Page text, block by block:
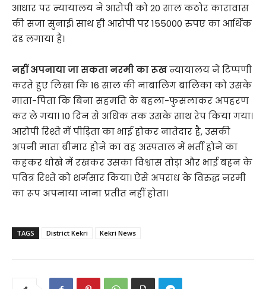
आधार पर न्यायालय ने आरोपी को 20 साल कठोर कारावास
की सजा सुनाई। साथ ही आरोपी पर 155000 रुपए का आर्थिक
दंड लगाया है।
नहीं अपनाया जा सकता नरमी का रूखन्यायालय ने टिप्पणी
करते हुए लिखा कि 16 साल की नाबालिग बालिका को उसके
माता-पिता कि बिना सहमति के बहला-फुसलाकर अपहरण
कर ले गया। 10 दिन से अधिक तक उसके साथ रेप किया गया।
आरोपी रिश्ते में पीड़िता का भाई होकर नातेदार है, उसकी
अपनी माता बीमार होने का वह अस्पताल में भर्ती होने का
कहकर धोखे में रखकर उसका विश्वास तोड़ा और भाई बहन के
पवित्र रिश्ते को शर्मसार किया। ऐसे अपराध के विरुद्ध नरमी
का रूप अपनाया जाना प्रतीत नहीं होता।
TAGS District Kekri Kekri News